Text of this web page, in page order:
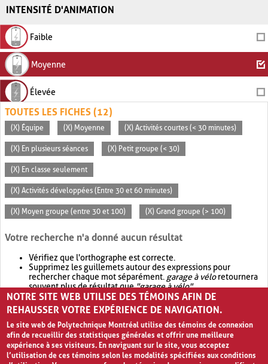
INTENSITÉ D'ANIMATION
Faible
Moyenne
Élevée
TOUTES LES FICHES (12)
(X) Équipe (X) Moyenne (X) Activités courtes (< 30 minutes)
(X) En plusieurs séances (X) Petit groupe (< 30)
(X) En classe seulement
(X) Activités développées (Entre 30 et 60 minutes)
(X) Moyen groupe (entre 30 et 100) (X) Grand groupe (> 100)
Votre recherche n'a donné aucun résultat
Vérifiez que l'orthographe est correcte.
Supprimez les guillemets autour des expressions pour
rechercher chaque mot séparément. garage à véloretournera
souvent plus de résultat que"garage à vélo".
Envisagez d'élargir votre recherche avec OR.garage OR vélo
retournera souvent plus de résultat quegarage à vélo
NOTRE SITE WEB UTILISE DES TÉMOINS AFIN DE
REHAUSSER VOTRE EXPÉRIENCE DE NAVIGATION.
Le site web de Polytechnique Montréal utilise des témoins de connexion
afin de recueillir des statistiques générales et offrir une meilleure
expérience à ses visiteurs. En naviguant sur le site, vous acceptez
l’utilisation de ces témoins selon les modalités spécifiées aux conditions